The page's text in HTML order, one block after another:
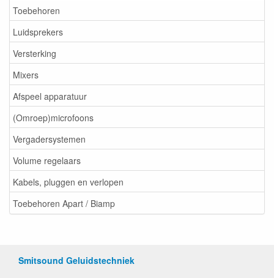
Toebehoren
Luidsprekers
Versterking
Mixers
Afspeel apparatuur
(Omroep)microfoons
Vergadersystemen
Volume regelaars
Kabels, pluggen en verlopen
Toebehoren Apart / Biamp
Smitsound Geluidstechniek